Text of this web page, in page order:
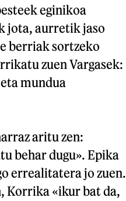
eginikoa
jota, aurretik jaso
berriak sortzeko
zuen Vargasek:
mundua
aritu zen:
behar dugu». Epika
errealitatera jo zuen.
Korrika «ikur bat da,